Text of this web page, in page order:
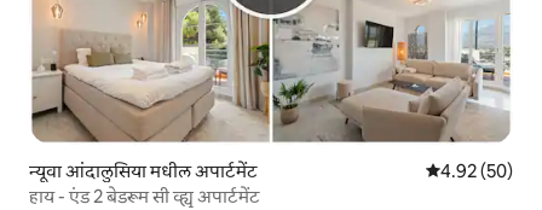
न्यूवा आंदालुसिया मधील अपार्टमेंट 5 पैकी 4.92
4.92 (50)
हाय - एंड 2 बेडरूम सी व्ह्यू अपार्टमेंट